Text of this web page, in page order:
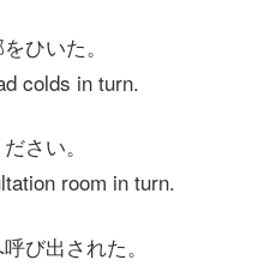
ひいた。
colds in turn.
さい。
room in turn.
び出された。